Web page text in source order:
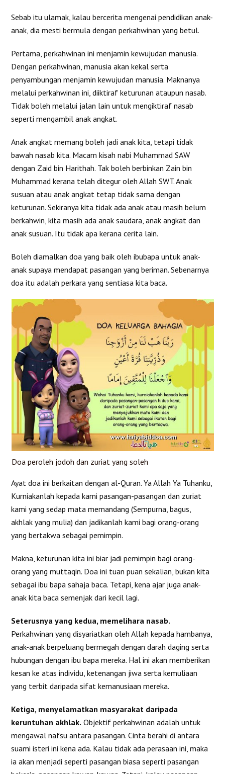
Sebab itu ulamak, kalau bercerita mengenai pendidikan anak-
anak, dia mesti bermula dengan perkahwinan yang betul.
Pertama, perkahwinan ini menjamin kewujudan manusia.
Dengan perkahwinan, manusia akan kekal serta
penyambungan menjamin kewujudan manusia. Maknanya
melalui perkahwinan ini, diiktiraf keturunan ataupun nasab.
Tidak boleh melalui jalan lain untuk mengiktiraf nasab
seperti mengambil anak angkat.
Anak angkat memang boleh jadi anak kita, tetapi tidak
bawah nasab kita. Macam kisah nabi Muhammad SAW
dengan Zaid bin Harithah. Tak boleh berbinkan Zain bin
Muhammad kerana telah ditegur oleh Allah SWT. Anak
susuan atau anak angkat tetap tidak sama dengan
keturunan. Sekiranya kita tidak ada anak atau masih belum
berkahwin, kita masih ada anak saudara, anak angkat dan
anak susuan. Itu tidak apa kerana cerita lain.
Boleh diamalkan doa yang baik oleh ibubapa untuk anak-
anak supaya mendapat pasangan yang beriman. Sebenarnya
doa itu adalah perkara yang sentiasa kita baca.
Doa peroleh jodoh dan zuriat yang soleh
Ayat doa ini berkaitan dengan al-Quran. Ya Allah Ya Tuhanku,
Kurniakanlah kepada kami pasangan-pasangan dan zuriat
kami yang sedap mata memandang (Sempurna, bagus,
akhlak yang mulia) dan jadikanlah kami bagi orang-orang
yang bertakwa sebagai pemimpin.
Makna, keturunan kita ini biar jadi pemimpin bagi orang-
orang yang muttaqin. Doa ini tuan puan sekalian, bukan kita
sebagai ibu bapa sahaja baca. Tetapi, kena ajar juga anak-
anak kita baca semenjak dari kecil lagi.
Seterusnya yang kedua, memelihara nasab.
Perkahwinan yang disyariatkan oleh Allah kepada hambanya,
anak-anak berpeluang bermegah dengan darah daging serta
hubungan dengan ibu bapa mereka. Hal ini akan memberikan
kesan ke atas individu, ketenangan jiwa serta kemuliaan
yang terbit daripada sifat kemanusiaan mereka.
Ketiga, menyelamatkan masyarakat daripada
keruntuhan akhlak. Objektif perkahwinan adalah untuk
mengawal nafsu antara pasangan. Cinta berahi di antara
suami isteri ini kena ada. Kalau tidak ada perasaan ini, maka
ia akan menjadi seperti pasangan biasa seperti pasangan